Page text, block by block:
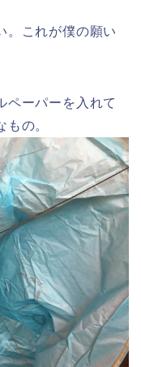
。これが僕の願い
ペーパーを入れて
の。